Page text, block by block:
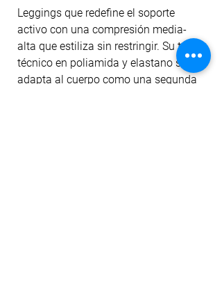
Leggings que redefine el soporte
activo con una compresión media-
alta que estiliza sin restringir. Su tejido
técnico en poliamida y elastano se
adapta al cuerpo como una segunda